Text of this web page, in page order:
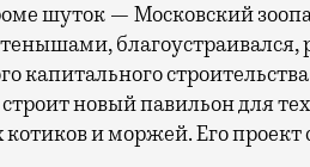
шуток — Московский
благоустраивался,
капитального
новый павильон для
и моржей. Его